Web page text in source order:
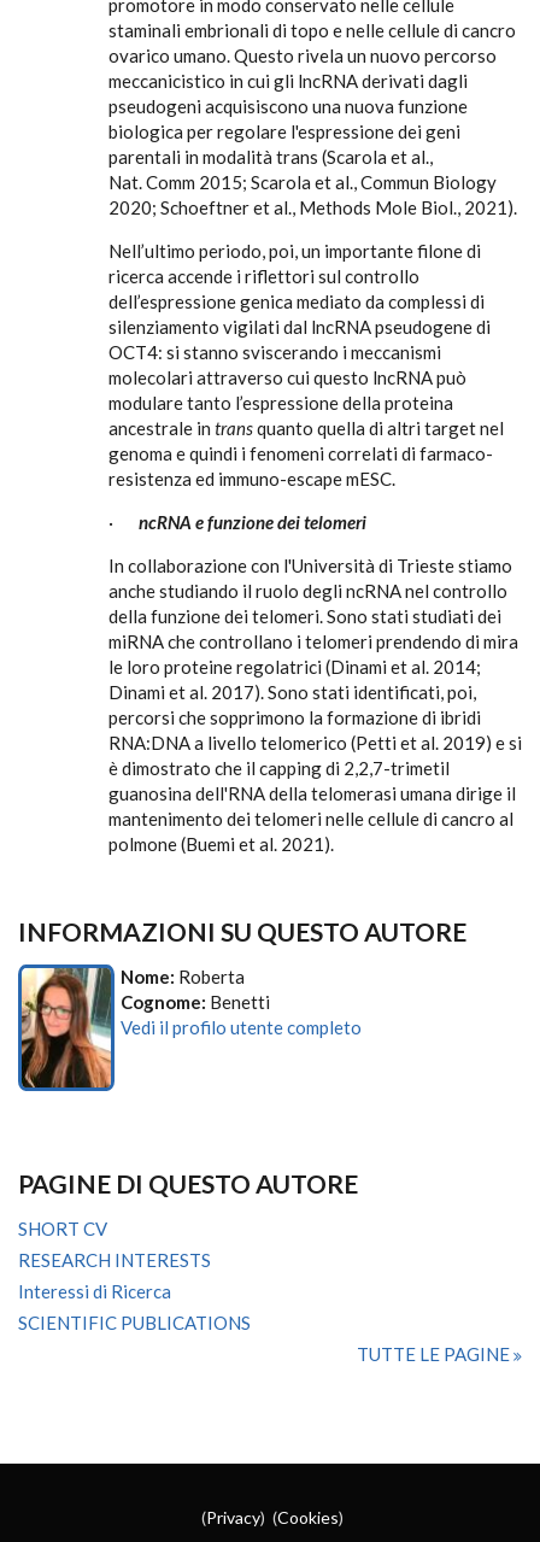
promotore in modo conservato nelle cellule
staminali embrionali di topo e nelle cellule di cancro
ovarico umano. Questo rivela un nuovo percorso
meccanicistico in cui gli lncRNA derivati dagli
pseudogeni acquisiscono una nuova funzione
biologica per regolare l'espressione dei geni
parentali in modalità trans (Scarola et al.,
Nat. Comm 2015; Scarola et al., Commun Biology
2020; Schoeftner et al., Methods Mole Biol., 2021).
Nell’ultimo periodo, poi, un importante filone di
ricerca accende i riflettori sul controllo
dell’espressione genica mediato da complessi di
silenziamento vigilati dal lncRNA pseudogene di
OCT4: si stanno sviscerando i meccanismi
molecolari attraverso cui questo lncRNA può
modulare tanto l’espressione della proteina
ancestrale in transquanto quella di altri target nel
genoma e quindi i fenomeni correlati di farmaco-
resistenza ed immuno-escape mESC.
· ncRNA e funzione dei telomeri
In collaborazione con l'Università di Trieste stiamo
anche studiando il ruolo degli ncRNA nel controllo
della funzione dei telomeri. Sono stati studiati dei
miRNA che controllano i telomeri prendendo di mira
le loro proteine regolatrici (Dinami et al. 2014;
Dinami et al. 2017). Sono stati identificati, poi,
percorsi che sopprimono la formazione di ibridi
RNA:DNA a livello telomerico (Petti et al. 2019) e si
è dimostrato che il capping di 2,2,7-trimetil
guanosina dell'RNA della telomerasi umana dirige il
mantenimento dei telomeri nelle cellule di cancro al
polmone (Buemi et al. 2021).
INFORMAZIONI SU QUESTO AUTORE
Nome: Roberta
Cognome: Benetti
Vedi il profilo utente completo
PAGINE DI QUESTO AUTORE
SHORT CV
RESEARCH INTERESTS
Interessi di Ricerca
SCIENTIFIC PUBLICATIONS
TUTTE LE PAGINE
(Privacy) (Cookies)